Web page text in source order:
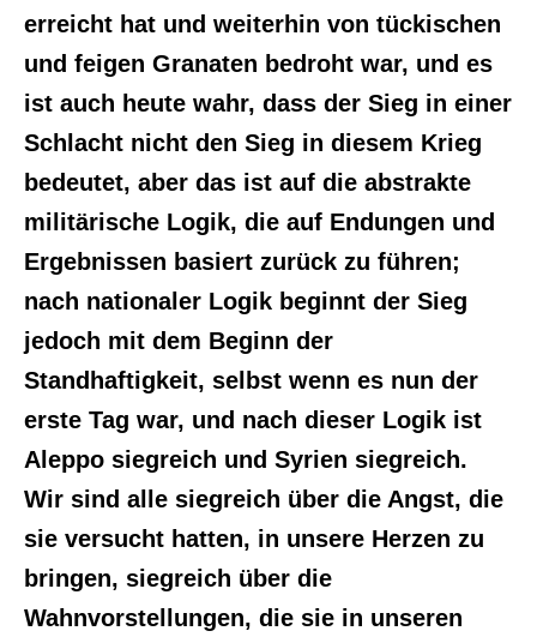
erreicht hat und weiterhin von tückischen
und feigen Granaten bedroht war, und es
ist auch heute wahr, dass der Sieg in einer
Schlacht nicht den Sieg in diesem Krieg
bedeutet, aber das ist auf die abstrakte
militärische Logik, die auf Endungen und
Ergebnissen basiert zurück zu führen;
nach nationaler Logik beginnt der Sieg
jedoch mit dem Beginn der
Standhaftigkeit, selbst wenn es nun der
erste Tag war, und nach dieser Logik ist
Aleppo siegreich und Syrien siegreich.
Wir sind alle siegreich über die Angst, die
sie versucht hatten, in unsere Herzen zu
bringen, siegreich über die
Wahnvorstellungen, die sie in unseren